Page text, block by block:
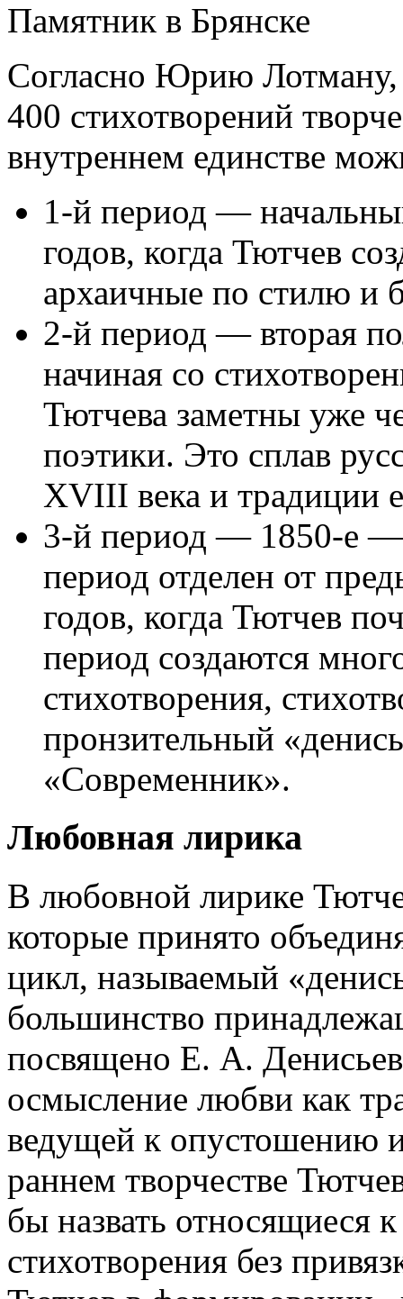
Памятник в Брянске
Согласно Юрию Лотману,
400 стихотворений
внутреннем единстве
1-й период —
годов, когда Тютчев
архаичные по стилю и
2-й период — вторая
начиная со
Тютчева заметны уже
поэтики. Это сплав
XVIII века и традиции
3-й период — 1850-е —
период отделен от
годов, когда Тютчев
период создаются
стихотворения,
пронзительный
«Современник».
Любовная лирика
В любовной лирике
которые принято
цикл, называемый
большинство
посвящено Е. А.
осмысление любви как
ведущей к опустошению и
раннем творчестве
бы назвать относящиеся
стихотворения без